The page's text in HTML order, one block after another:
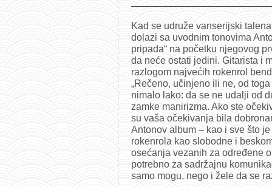
Kad se udruže vanserijski
dolazi sa uvodnim tonovima
pripada“ na početku njegovog
da neće ostati jedini. Gitarista i
razlogom najvećih rokenrol
„Rečeno, učinjeno ili ne, od
nimalo lako: da se ne udalji od
zamke manirizma. Ako ste
su vaša očekivanja bila
Antonov album – kao i sve što
rokenrola kao slobodne i
osećanja vezanih za određene
potrebno za sadržajnu
samo mogu, nego i žele da se